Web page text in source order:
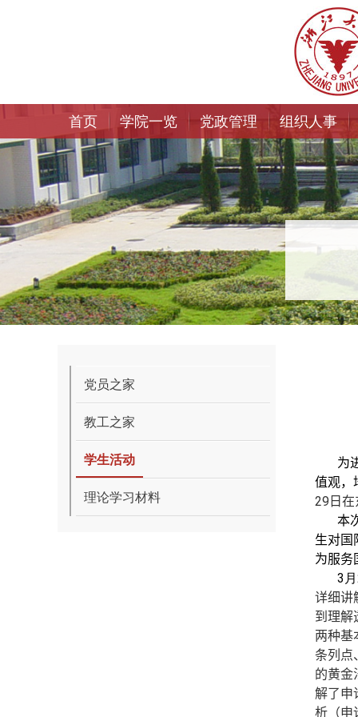
首页 学院一览 党政管理 组织人事
党员之家
教工之家
学生活动
理论学习材料
为
值观，
29 日 在
本
生对国
为服务
3 月
详细讲
到理解
两种基
条列点
的黄金
解了申
析（申